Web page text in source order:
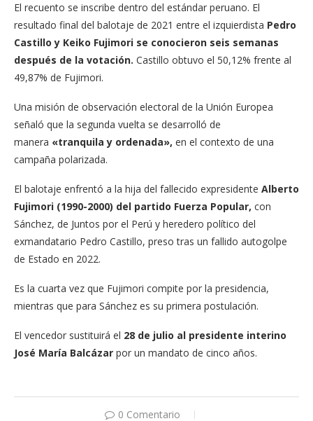
El recuento se inscribe dentro del estándar peruano. El
resultado final del balotaje de 2021 entre el izquierdista Pedro
Castillo y Keiko Fujimori se conocieron seis semanas
después de la votación. Castillo obtuvo el 50,12% frente al
49,87% de Fujimori.
Una misión de observación electoral de la Unión Europea
señaló que la segunda vuelta se desarrolló de
manera «tranquila y ordenada», en el contexto de una
campaña polarizada.
El balotaje enfrentó a la hija del fallecido expresidente Alberto
Fujimori (1990-2000) del partido Fuerza Popular, con
Sánchez, de Juntos por el Perú y heredero político del
exmandatario Pedro Castillo, preso tras un fallido autogolpe
de Estado en 2022.
Es la cuarta vez que Fujimori compite por la presidencia,
mientras que para Sánchez es su primera postulación.
El vencedor sustituirá el 28 de julio al presidente interino
José María Balcázar por un mandato de cinco años.
0 Comentario